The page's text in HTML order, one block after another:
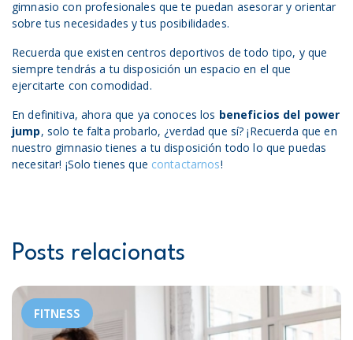
gimnasio con profesionales que te puedan asesorar y orientar
sobre tus necesidades y tus posibilidades.
Recuerda que existen centros deportivos de todo tipo, y que
siempre tendrás a tu disposición un espacio en el que
ejercitarte con comodidad.
En definitiva, ahora que ya conoces los beneficios del power
jump, solo te falta probarlo, ¿verdad que sí? ¡Recuerda que en
nuestro gimnasio tienes a tu disposición todo lo que puedas
necesitar! ¡Solo tienes que contactarnos!
Posts relacionats
FITNESS